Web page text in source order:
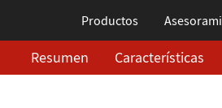
Productos
Resumen Características